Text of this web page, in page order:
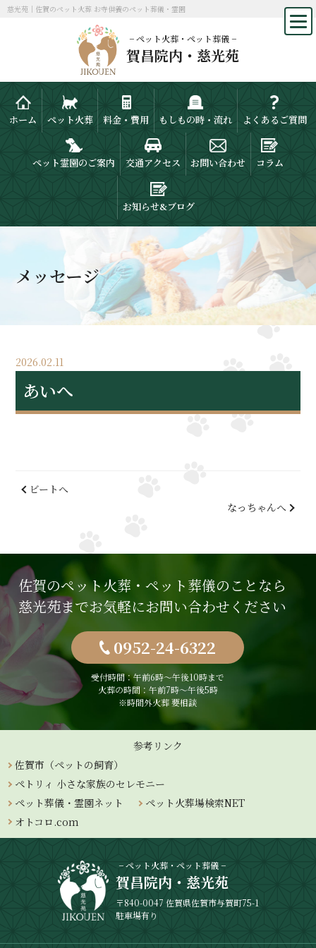
慈光苑｜佐賀のペット火葬 お寺供養のペット葬儀・霊園
− ペット火葬・ペット葬儀 −
賀昌院内・慈光苑
ホーム ペット火葬 料金・費用 もしもの時・流れ よくあるご質問
ペット霊園のご案内 交通アクセス お問い合わせ コラム
お知らせ&ブログ
メッセージ
2026.02.11
あいへ
ビートへ
なっちゃんへ
佐賀のペット火葬・ペット葬儀のことなら
慈光苑までお気軽にお問い合わせください
0952-24-6322
受付時間：午前6時〜午後10時まで
火葬の時間：午前7時～午後5時
※時間外火葬 要相談
参考リンク
佐賀市（ペットの飼育）
ペトリィ 小さな家族のセレモニー
ペット葬儀・霊園ネット
ペット火葬場検索NET
オトコロ.com
− ペット火葬・ペット葬儀 −
賀昌院内・慈光苑
〒840-0047 佐賀県佐賀市与賀町75-1
駐車場有り